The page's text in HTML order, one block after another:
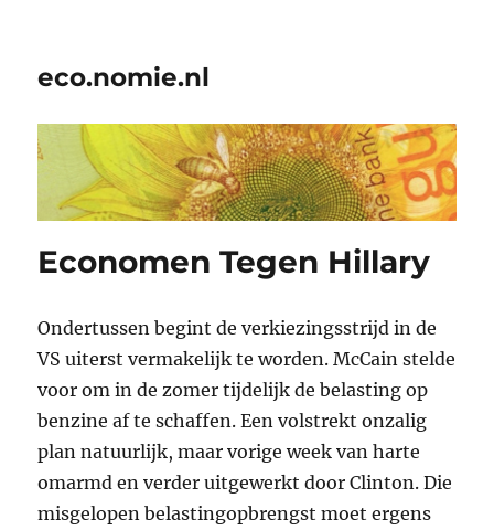
eco.nomie.nl
Economen Tegen Hillary
Ondertussen begint de verkiezingsstrijd in de
VS uiterst vermakelijk te worden. McCain stelde
voor om in de zomer tijdelijk de belasting op
benzine af te schaffen. Een volstrekt onzalig
plan natuurlijk, maar vorige week van harte
omarmd en verder uitgewerkt door Clinton. Die
misgelopen belastingopbrengst moet ergens